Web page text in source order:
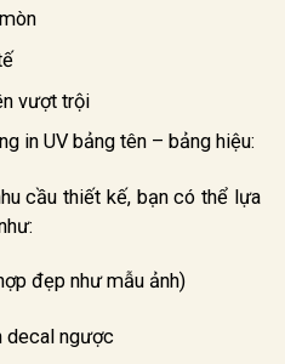
vượt trội
in UV bảng tên – bảng hiệu:
cầu thiết kế, bạn có thể lựa
đẹp như mẫu ảnh)
decal ngược